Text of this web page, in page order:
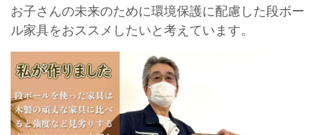
お子さんの未来のために環境保護に配慮した段ボー
ル家具をおススメしたいと考えています。